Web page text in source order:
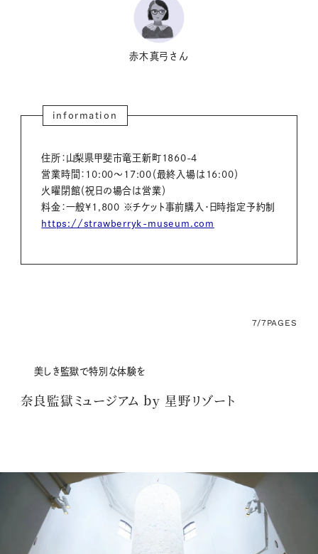
赤木真弓さん
information
住所：山梨県甲斐市竜王新町1860-4
営業時間：10:00～17:00（最終入場は16:00）
火曜閉館（祝日の場合は営業）
料金：一般¥1,800 ※チケット事前購入・日時指定予約制
https://strawberryk-museum.com
7/7PAGES
美しき監獄で特別な体験を
奈良監獄ミュージアム by 星野リゾート